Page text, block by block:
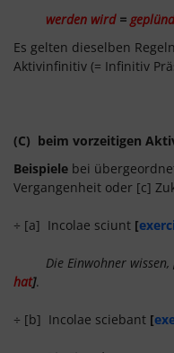
werden wird =
Es gelten dieselben
Aktivinfinitiv (= Infinitiv
(C) beim vorzeitigen
Beispiele bei
Vergangenheit oder [c]
÷ [a] Incolae sciunt [
Die Einwohner wissen,
hat].
÷ [b] Incolae sciebant [